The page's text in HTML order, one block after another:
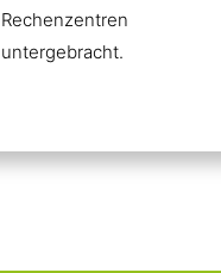
Rechenzentren
untergebracht.